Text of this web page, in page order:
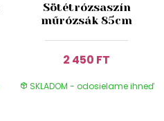
Sötétrózsaszín
műrózsák 85cm
2 450 FT
SKLADOM - odosielame ihneď